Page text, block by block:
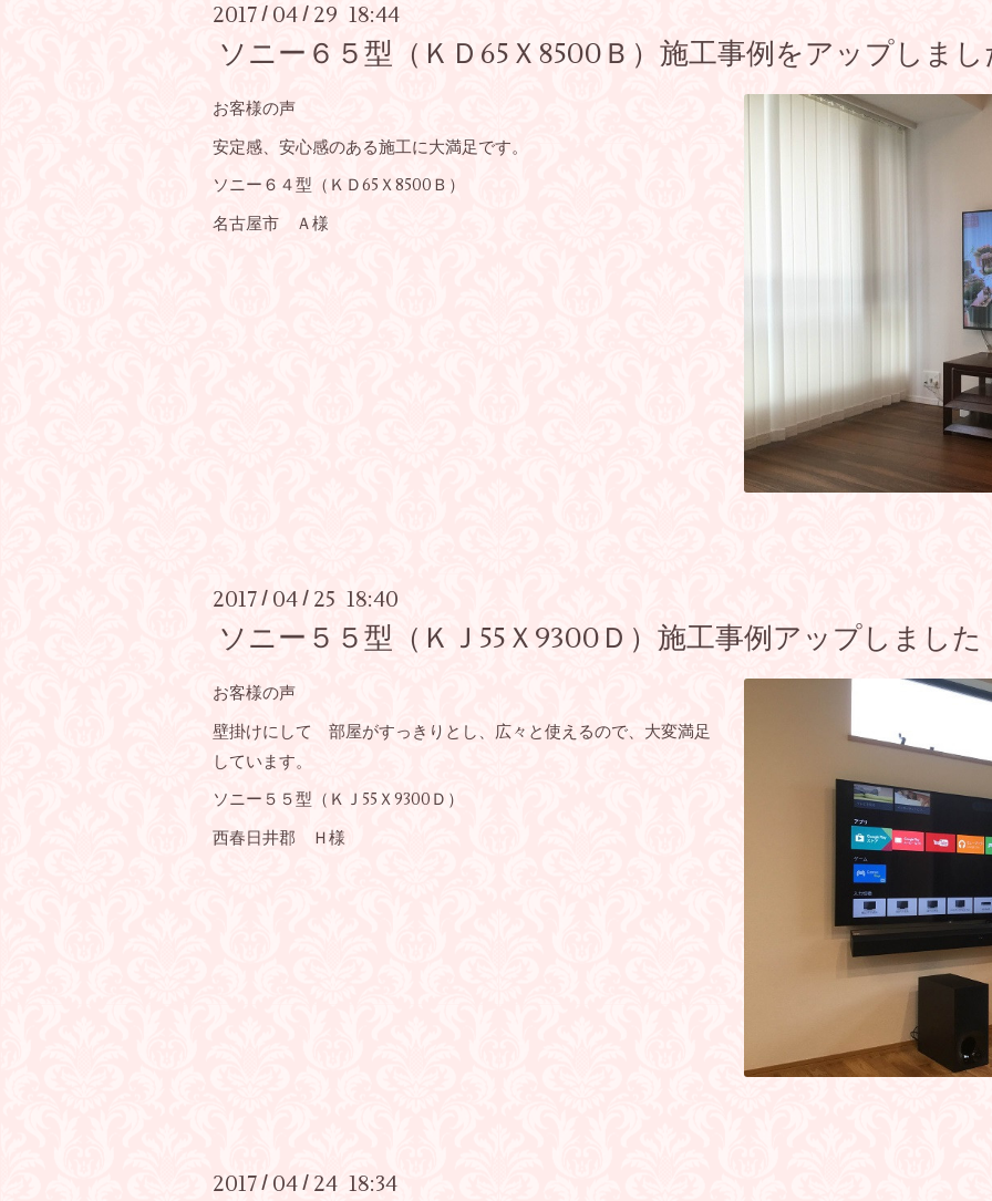
2017 / 04 / 29 18:44
ソニー６５型（ＫＤ65Ｘ8500Ｂ）施工事例をアップしま
お客様の声
安定感、安心感のある施工に大満足です。
ソニー６４型（ＫＤ65Ｘ8500Ｂ）
名古屋市 Ａ様
2017 / 04 / 25 18:40
ソニー５５型（ＫＪ55Ｘ9300Ｄ）施工事例アップしました
お客様の声
壁掛けにして 部屋がすっきりとし、広々と使えるので、大変満足
しています。
ソニー５５型（ＫＪ55Ｘ9300Ｄ）
西春日井郡 Ｈ様
2017 / 04 / 24 18:34